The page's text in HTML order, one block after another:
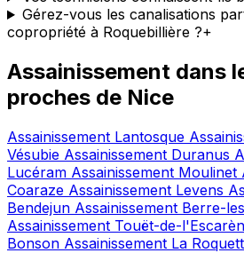
Gérez-vous les canalisations
copropriété à Roquebillière ?+
Assainissement dans
proches de Nice
Assainissement Lantosque
Vésubie Assainissement Duranus
Lucéram Assainissement Moulinet
Coaraze Assainissement Levens
Bendejun Assainissement Berre-
Assainissement Touët-de-
Bonson Assainissement La